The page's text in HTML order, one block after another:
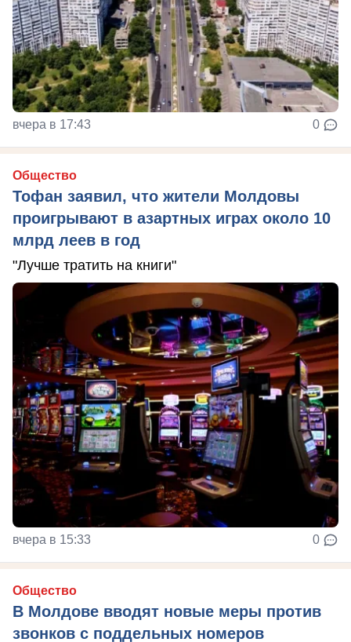
вчера в 17:43 0
Общество
Тофан заявил, что жители Молдовы
проигрывают в азартных играх около 10
млрд леев в год
"Лучше тратить на книги"
вчера в 15:33 0
Общество
В Молдове вводят новые меры против
звонков с поддельных номеров